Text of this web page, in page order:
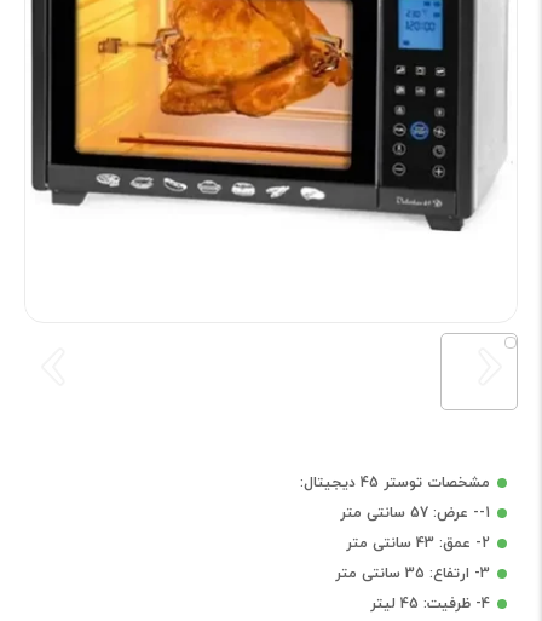
مشخصات توستر 45 دیجیتال:
1-- عرض: 57 سانتی متر
2- عمق: 43 سانتی متر
3- ارتفاع: 35 سانتی متر
4- ظرفیت: 45 لیتر